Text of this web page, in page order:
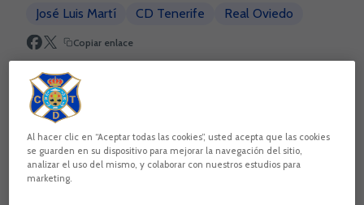
José Luis Martí CD Tenerife Real Oviedo
Copiar enlace
Al hacer clic en “Aceptar todas las cookies”, usted acepta que las cookies
se guarden en su dispositivo para mejorar la navegación del sitio,
analizar el uso del mismo, y colaborar con nuestros estudios para
marketing.